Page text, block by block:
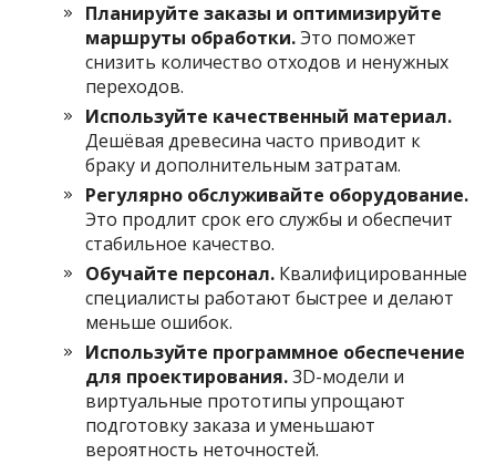
Планируйте заказы и оптимизируйте
маршруты обработки.Это поможет
снизить количество отходов и ненужных
переходов.
Используйте качественный материал.
Дешёвая древесина часто приводит к
браку и дополнительным затратам.
Регулярно обслуживайте оборудование.
Это продлит срок его службы и обеспечит
стабильное качество.
Обучайте персонал. Квалифицированные
специалисты работают быстрее и делают
меньше ошибок.
Используйте программное обеспечение
для проектирования.3D-модели и
виртуальные прототипы упрощают
подготовку заказа и уменьшают
вероятность неточностей.